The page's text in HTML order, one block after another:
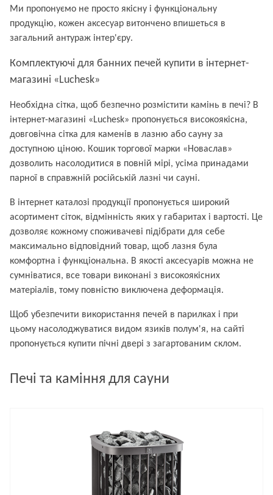
Ми пропонуємо не просто якісну і функціональну
продукцію, кожен аксесуар витончено впишеться в
загальний антураж інтер'єру.
Комплектуючі для банних печей купити в інтернет-
магазині «Luchesk»
Необхідна cітка, щоб безпечно розмістити камінь в печі? В
інтернет-магазині «Luchesk» пропонується високоякісна,
довговічна сітка для каменів в лазню або сауну за
доступною ціною. Кошик торгової марки «Новаслав»
дозволить насолодитися в повній мірі, усіма принадами
парної в справжній російській лазні чи сауні.
В інтернет каталозі продукції пропонується широкий
асортимент сіток, відмінність яких у габаритах і вартості. Це
дозволяє кожному споживачеві підібрати для себе
максимально відповідний товар, щоб лазня була
комфортна і функціональна. В якості аксесуарів можна не
сумніватися, все товари виконані з високоякісних
матеріалів, тому повністю виключена деформація.
Щоб убезпечити використання печей в парилках і при
цьому насолоджуватися видом язиків полум'я, на сайті
пропонується купити пічні двері з загартованим склом.
Печі та каміння для сауни